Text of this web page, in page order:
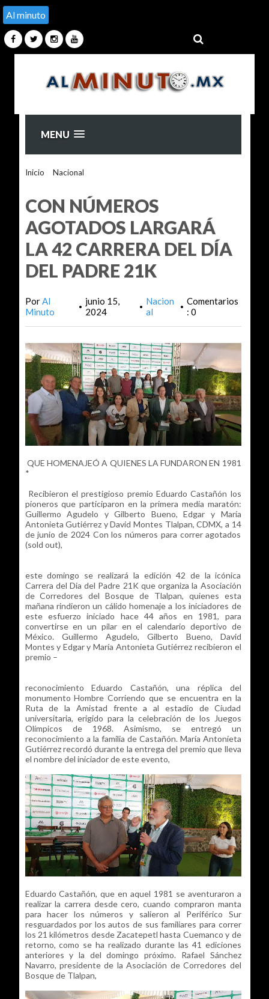
Al minuto
MENU
Inicio Nacional
CON NÚMEROS
AGOTADOS LARGARÁ
LA 42 CARRERA DEL DÍA
DEL PADRE 21K
PorAl
Minuto
• junio 15,
2024
• Nacion
al
• Comentarios
: 0
QUE HOMENAJEÓ A QUIENES LA FUNDARON EN 1981
*
Recibieron el prestigioso premio Eduardo Castañón los
pioneros que participaron en la primera media maratón:
Guillermo Agudelo y Gilberto Bueno, Edgar y María
Antonieta Gutiérrez y David Montes Tlalpan, CDMX, a 14
de junio de 2024 Con los números para correr agotados
(sold out),
este domingo se realizará la edición 42 de la icónica
Carrera del Dia del Padre 21K que organiza la Asociación
de Corredores del Bosque de Tlalpan, quienes esta
mañana rindieron un cálido homenaje a los iniciadores de
este esfuerzo iniciado hace 44 años en 1981, para
convertirse en un pilar en el calendario deportivo de
México. Guillermo Agudelo, Gilberto Bueno, David
Montes y Edgar y María Antonieta Gutiérrez recibieron el
premio –
reconocimiento Eduardo Castañón, una réplica del
monumento Hombre Corriendo que se encuentra en la
Ruta de la Amistad frente a al estadio de Ciudad
universitaria, erigido para la celebración de los Juegos
Olímpicos de 1968. Asimismo, se entregó un
reconocimiento a la familia de Castañón. María Antonieta
Gutiérrez recordó durante la entrega del premio que lleva
el nombre del iniciador de este evento,
Eduardo Castañón, que en aquel 1981 se aventuraron a
realizar la carrera desde cero, cuando compraron manta
para hacer los números y salieron al Periférico Sur
resguardados por los autos de sus familiares para correr
los 21 kilómetros desde Zacatepetl hasta Cuemanco y de
retorno, como se ha realizado durante las 41 ediciones
anteriores y la del domingo próximo. Rafael Sánchez
Navarro, presidente de la Asociación de Corredores del
Bosque de Tlalpan,